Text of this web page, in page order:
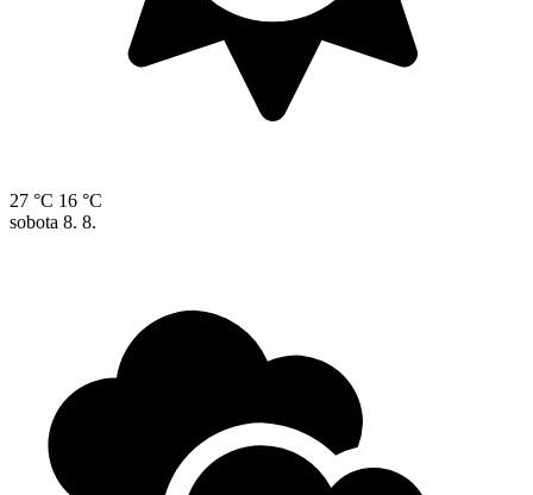
27 °C 16 °C
sobota 8. 8.